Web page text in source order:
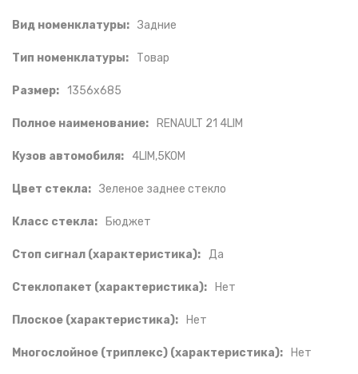
Вид номенклатуры: Задние
Тип номенклатуры: Товар
Размер: 1356x685
Полное наименование: RENAULT 21 4LIM
Кузов автомобиля: 4LIM,5KOM
Цвет стекла: Зеленое заднее стекло
Класс стекла: Бюджет
Стоп сигнал (характеристика): Да
Стеклопакет (характеристика): Нет
Плоское (характеристика): Нет
Многослойное (триплекс) (характеристика): Нет